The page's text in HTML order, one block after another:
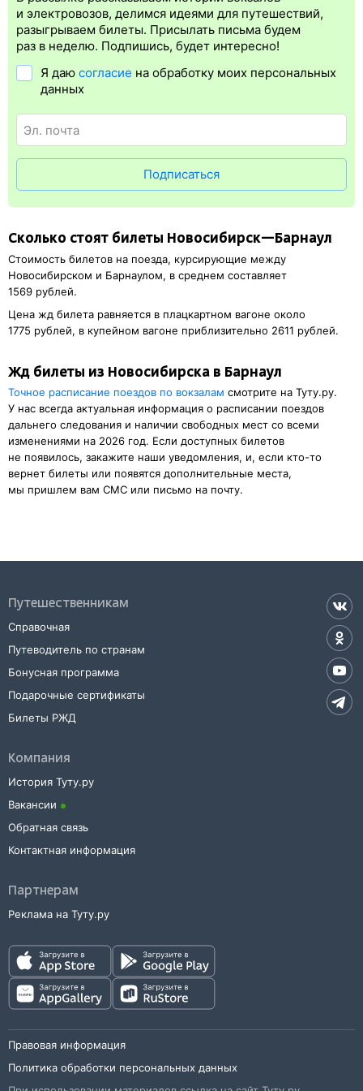
Электронная регистрацияпроизводитсясразупосле оплаты
билета.Электронная регистрация— это опция, которая
упрощает жизнь пассажиру. Её преимущество в том, что
Электронная регистрация доступна почти для всех заказов,
исключение составляют поезда
личности, указанный в электронном ж/д билете. А в случае
посадочного купона.
и электровозов, делимся идеями для путешествий,
разыгрываем билеты. Присылать письма будем
раз в неделю. Подпишись, будет интересно!
Я даю согласие на обработку моих персональных
данных
Подписаться
Сколько стоят билеты Новосибирск—Барнаул
Стоимость билетов на поезда, курсирующие между
Новосибирском и Барнаулом, в среднем составляет
1569 рублей.
Цена жд билета равняется в плацкартном вагоне около
1775 рублей, в купейном вагоне приблизительно 2611 рублей.
Жд билеты из Новосибирска в Барнаул
Точное расписание поездов по вокзалам смотрите на Туту.ру.
У нас всегда актуальная информация о расписании поездов
дальнего следования и наличии свободных мест со всеми
изменениями на 2026 год. Если доступных билетов
не появилось, закажите наши уведомления, и, если кто-то
вернет билеты или появятся дополнительные места,
мы пришлем вам СМС или письмо на почту.
Путешественникам
Справочная
Путеводитель по странам
Бонусная программа
Подарочные сертификаты
Билеты РЖД
Компания
История Туту.ру
Вакансии
Обратная связь
Контактная информация
Партнерам
Реклама на Туту.ру
Правовая информация
Политика обработки персональных данных